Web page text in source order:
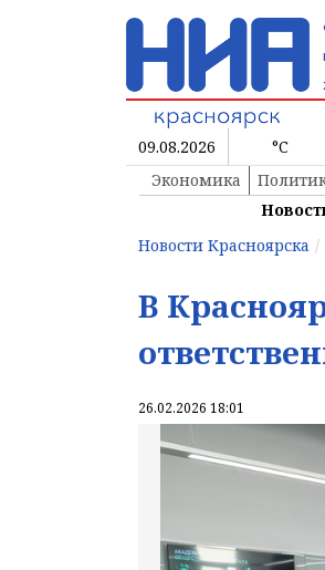
09.08.2026 °C
Экономика
Новости Красноярска
В
26.02.2026 18:01